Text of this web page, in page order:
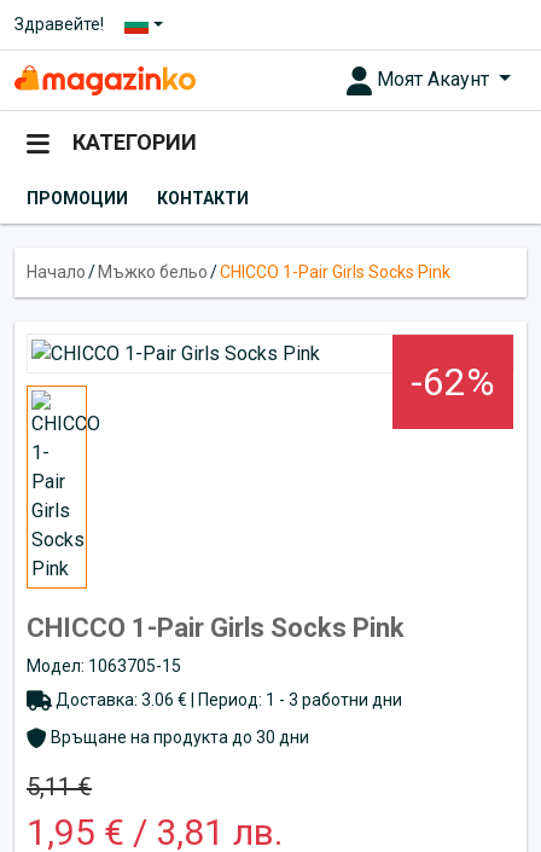
Здравейте!
Моят Акаунт
КАТЕГОРИИ
ПРОМОЦИИ КОНТАКТИ
Начало/ Мъжко бельо/CHICCO 1-Pair Girls Socks Pink
-62%
CHICCO 1-Pair Girls Socks Pink
Модел: 1063705-15
Доставка: 3.06 € | Период: 1 - 3 работни дни
Връщане на продукта до 30 дни
5,11 €
1,95 € / 3,81 лв.